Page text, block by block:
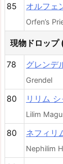
85 オルフェ
Orfen’s
現物ドロップ
78 グレンデ
Grendel
80 リリム
Lilim
80 ネフィリ
Nephilim